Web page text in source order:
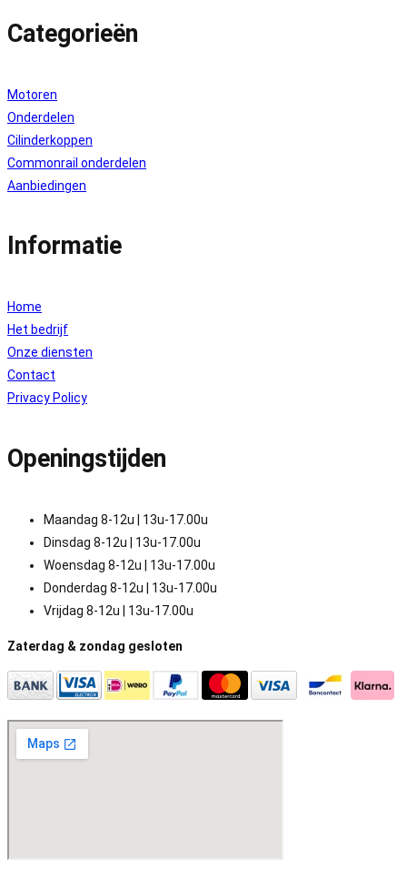
Categorieën
Motoren
Onderdelen
Cilinderkoppen
Commonrail onderdelen
Aanbiedingen
Informatie
Home
Het bedrijf
Onze diensten
Contact
Privacy Policy
Openingstijden
Maandag 8-12u | 13u-17.00u
Dinsdag 8-12u | 13u-17.00u
Woensdag 8-12u | 13u-17.00u
Donderdag 8-12u | 13u-17.00u
Vrijdag 8-12u | 13u-17.00u
Zaterdag & zondag gesloten